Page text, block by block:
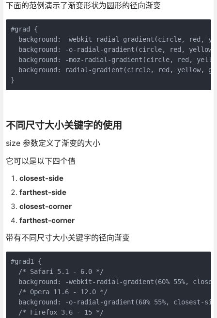
下面的范例演示了渐变形状为圆形的径向渐变
#grad
{
background : -webkit- radial-gradient (circle, red ,
background : -o- radial-gradient (circle, red , yellow
background : -moz- radial-gradient (circle, red ,
background : radial-gradient (circle, red , yellow,
}
不同尺寸大小关键字的使用
size 参数定义了渐变的大小
它可以是以下四个值
closest-side
farthest-side
closest-corner
farthest-corner
带有不同尺寸大小关键字的径向渐变
#grad1 {
/* Safari 5.1 - 6.0 */
background : -webkit- radial-gradient (60% 55%,
/* Opera 11.6 - 12.0 */
background : -o- radial-gradient (60% 55%, closest-
/* Firefox 3.6 - 15 */